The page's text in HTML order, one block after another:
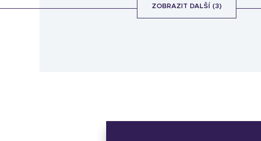
ZOBRAZIT DALŠÍ (3)